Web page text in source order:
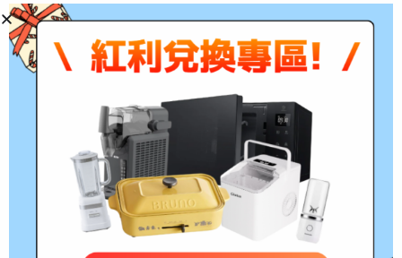
。
• 高印量碳粉匣減少更換次數 一個碳粉匣可
列印 10,000 頁 *，印量更大可減少需暫 停工作
更換碳粉匣的次數。
* 所公布的產生值是依據 ISO/IEC 19752 標準計
算。可列印張數會因列印的圖片、列印範圍和列
印模式而有所不同(例如連續或間斷列印、紙材
大小、紙材類型和列印方向)。
• 體貼 SAP 使用者的設計 ApeosWare 裝置類
型使 P355d / M355 df 可用於 SAP R/3 或